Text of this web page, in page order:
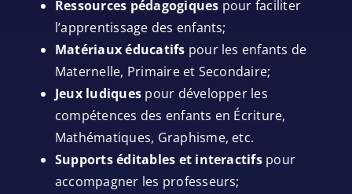
Ressources pédagogiques pour faciliter
l’apprentissage des enfants;
Matériaux éducatifs pour les enfants de
Maternelle, Primaire et Secondaire;
Jeux ludiques pour développer les
compétences des enfants en Écriture,
Mathématiques, Graphisme, etc.
Supports éditables et interactifspour
accompagner les professeurs;